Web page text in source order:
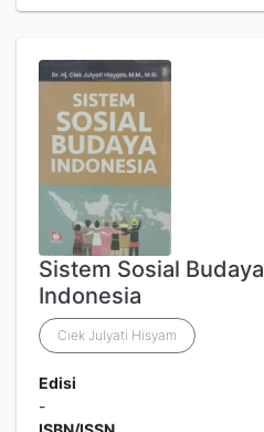
Sistem Sosial Budaya
Indonesia
Ciek Julyati Hisyam
Edisi
-